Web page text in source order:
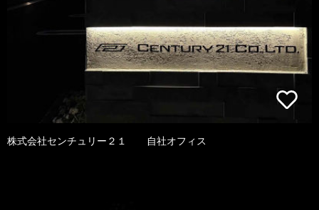
株式会社センチュリー２１ 自社オフィス